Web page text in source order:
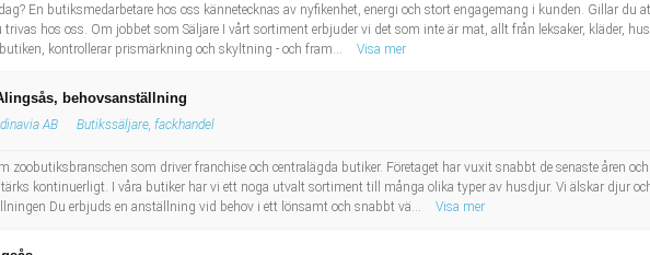
En butiksmedarbetare hos oss kännetecknas av nyfikenhet, energi och stort engagemang i kunden. Gillar du
hos oss. Om jobbet som Säljare I vårt sortiment erbjuder vi det som inte är mat, allt från leksaker, kläder,
kontrollerar prismärkning och skyltning - och fram...
Visa mer
behovsanställning
AB Butikssäljare, fackhandel
zoobutiksbranschen som driver franchise och centralägda butiker. Företaget har vuxit snabbt de senaste åren
kontinuerligt. I våra butiker har vi ett noga utvalt sortiment till många olika typer av husdjur. Vi älskar djur
Du erbjuds en anställning vid behov i ett lönsamt och snabbt vä...
Visa mer